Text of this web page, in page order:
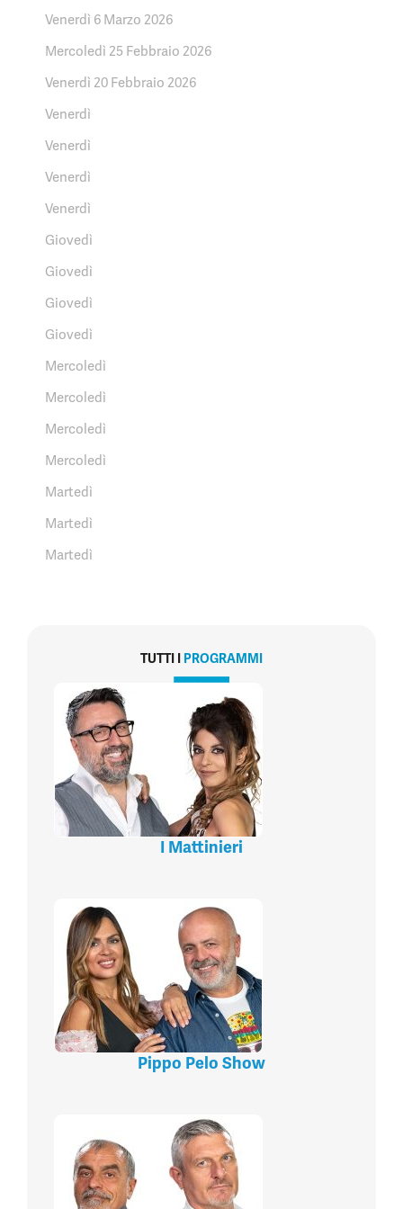
Venerdì 6 Marzo 2026
Mercoledì 25 Febbraio 2026
Venerdì 20 Febbraio 2026
Venerdì
Venerdì
Venerdì
Venerdì
Giovedì
Giovedì
Giovedì
Giovedì
Mercoledì
Mercoledì
Mercoledì
Mercoledì
Martedì
Martedì
Martedì
TUTTI I PROGRAMMI
I Mattinieri
Pippo Pelo Show